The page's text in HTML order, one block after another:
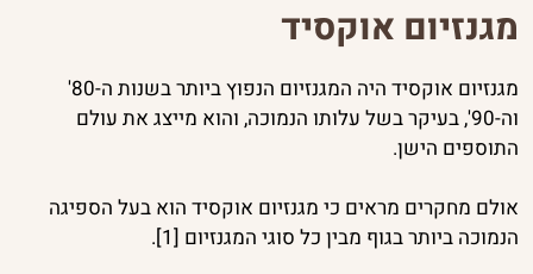
מגנזיום אוקסיד
מגנזיום אוקסיד היה המגנזיום הנפוץ ביותר בשנות ה-80'
וה-90', בעיקר בשל עלותו הנמוכה, והוא מייצג את עולם
התוספים הישן.
אולם מחקרים מראים כי מגנזיום אוקסיד הוא בעל הספיגה
הנמוכה ביותר בגוף מבין כל סוגי המגנזיום [1].